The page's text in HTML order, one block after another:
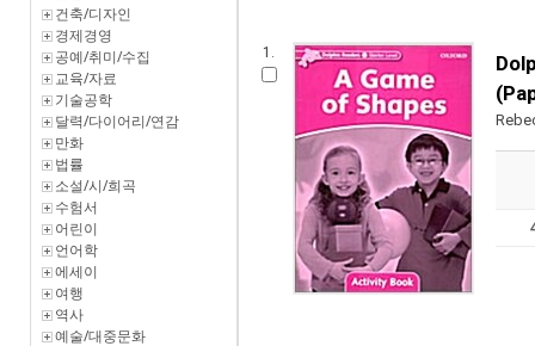
건축/디자인
경제경영
공예/취미/수집
교육/자료
기술공학
달력/다이어리/연감
만화
법률
소설/시/희곡
수험서
어린이
언어학
에세이
여행
역사
예술/대중문화
1.